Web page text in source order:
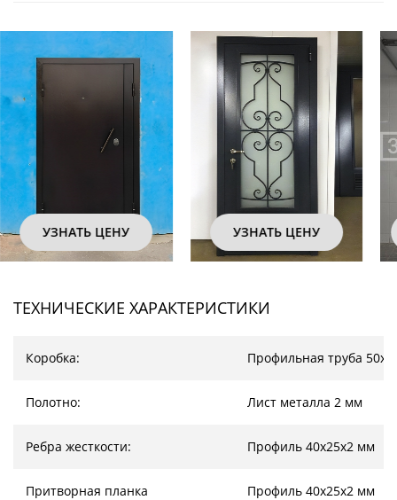
УЗНАТЬ ЦЕНУ УЗНАТЬ ЦЕНУ
ТЕХНИЧЕСКИЕ ХАРАКТЕРИСТИКИ
Коробка: Профильная труба
Полотно: Лист металла 2 мм
Ребра жесткости: Профиль 40х25х2 мм
Притворная планка Профиль 40х25х2 мм